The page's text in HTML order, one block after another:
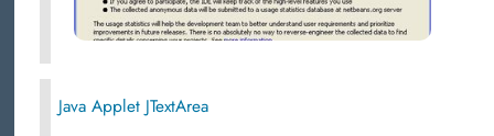
Java Applet JTextArea